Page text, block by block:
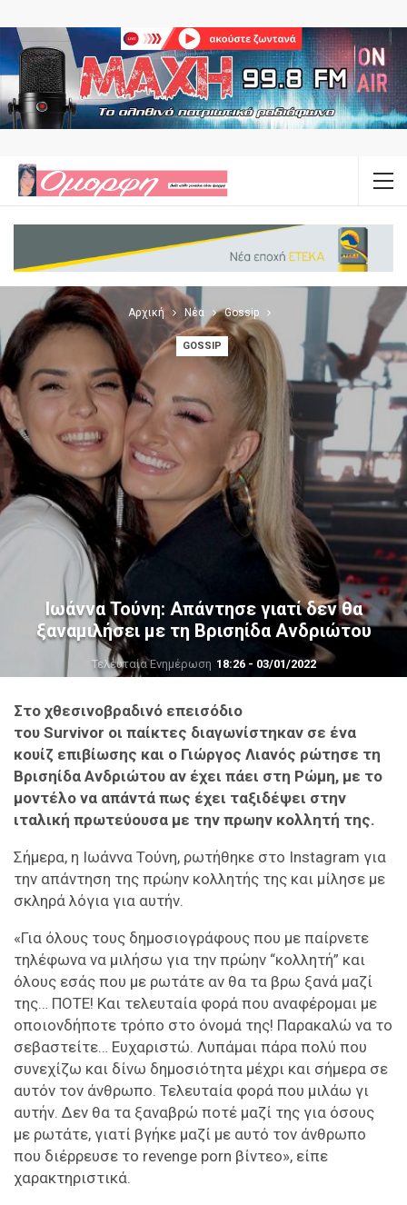
Αρχική Νέα Gossip
GOSSIP
Ιωάννα Τούνη: Απάντησε γιατί δεν θα
ξαναμιλήσει με τη Βρισηίδα Ανδριώτου
Τελευταία Ενημέρωση 18:26 - 03/01/2022
Στο χθεσινοβραδινό επεισόδιο
του Survivor οι παίκτες διαγωνίστηκαν σε ένα
κουίζ επιβίωσης και ο Γιώργος Λιανός ρώτησε τη
Βρισηίδα Ανδριώτου αν έχει πάει στη Ρώμη, με το
μοντέλο να απάντά πως έχει ταξιδέψει στην
ιταλική πρωτεύουσα με την πρωην κολλητή της.
Σήμερα, η Ιωάννα Τούνη, ρωτήθηκε στο Instagram για
την απάντηση της πρώην κολλητής της και μίλησε με
σκληρά λόγια για αυτήν.
«Για όλους τους δημοσιογράφους που με παίρνετε
τηλέφωνα να μιλήσω για την πρώην “κολλητή” και
όλους εσάς που με ρωτάτε αν θα τα βρω ξανά μαζί
της… ΠΟΤΕ! Και τελευταία φορά που αναφέρομαι με
οποιονδήποτε τρόπο στο όνομά της! Παρακαλώ να το
σεβαστείτε… Ευχαριστώ. Λυπάμαι πάρα πολύ που
συνεχίζω και δίνω δημοσιότητα μέχρι και σήμερα σε
αυτόν τον άνθρωπο. Τελευταία φορά που μιλάω γι
αυτήν. Δεν θα τα ξαναβρώ ποτέ μαζί της για όσους
με ρωτάτε, γιατί βγήκε μαζί με αυτό τον άνθρωπο
που διέρρευσε το revenge porn βίντεο», είπε
χαρακτηριστικά.